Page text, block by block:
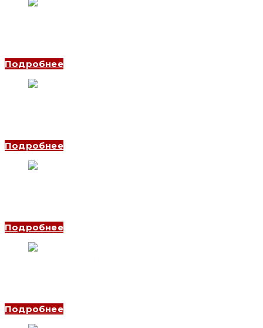
Подробнее
Подробнее
Подробнее
Подробнее